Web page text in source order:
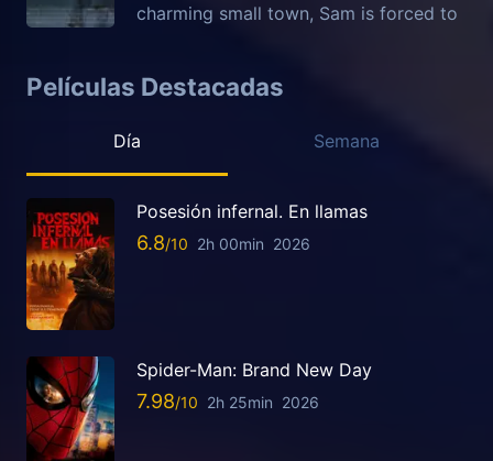
charming small town, Sam is forced to
Películas Destacadas
Día Semana
Posesión infernal. En llamas
6.8 2h 00min 2026
Spider-Man: Brand New Day
7.98 2h 25min 2026